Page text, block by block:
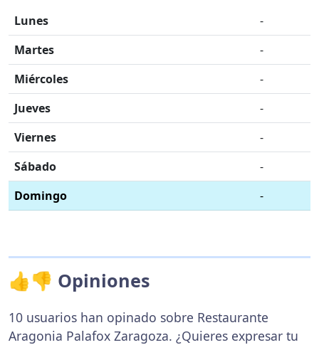
Lunes
-
Martes
-
Miércoles
-
Jueves
-
Viernes
-
Sábado
-
Domingo
-
👍👎 Opiniones
10 usuarios han opinado sobre Restaurante
Aragonia Palafox Zaragoza. ¿Quieres expresar tu